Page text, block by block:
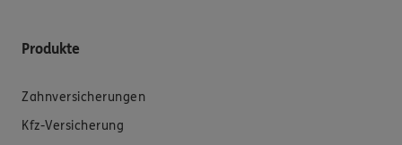
Produkte
Zahnversicherungen
Kfz-Versicherung